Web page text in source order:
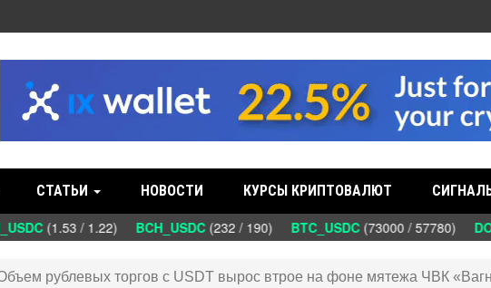
СТАТЬИ НОВОСТИ КУРСЫ КРИПТОВАЛЮТ
(1.53 / 1.22) BCH_USDC(232 / 190) BTC_USDC(73000 / 57780)
рублевых торгов с USDT вырос втрое на фоне мятежа ЧВК